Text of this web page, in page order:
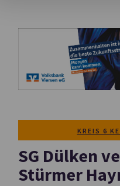
KREIS 6
SG Dülken
Stürmer